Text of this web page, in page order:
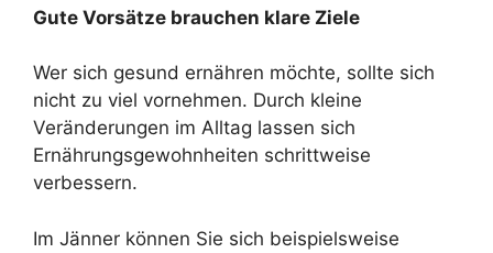
Gute Vorsätze brauchen klare Ziele
Wer sich gesund ernähren möchte, sollte sich
nicht zu viel vornehmen. Durch kleine
Veränderungen im Alltag lassen sich
Ernährungsgewohnheiten schrittweise
verbessern.
Im Jänner können Sie sich beispielsweise